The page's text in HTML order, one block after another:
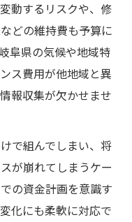
動するリスクや、修
どの維持費も予算に
阜県の気候や地域特
ス費用が他地域と異
報収集が欠かせませ
で組んでしまい、将
が崩れてしまうケー
の資金計画を意識す
化にも柔軟に対応で